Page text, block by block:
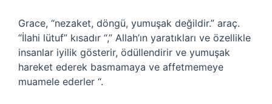
Grace, “nezaket, döngü, yumuşak değildir.” araç.
“İlahi lütuf” kısadır “,” Allah’ın yaratıkları ve özellikle
insanlar iyilik gösterir, ödüllendirir ve yumuşak
hareket ederek basmamaya ve affetmemeye
muamele ederler “.